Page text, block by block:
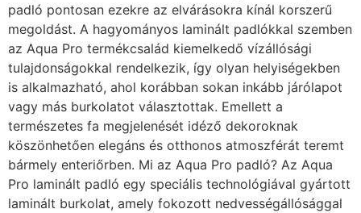
padló pontosan ezekre az elvárásokra kínál korszerű
megoldást. A hagyományos laminált padlókkal szemben
az Aqua Pro termékcsalád kiemelkedő vízállósági
tulajdonságokkal rendelkezik, így olyan helyiségekben
is alkalmazható, ahol korábban sokan inkább járólapot
vagy más burkolatot választottak. Emellett a
természetes fa megjelenését idéző dekoroknak
köszönhetően elegáns és otthonos atmoszférát teremt
bármely enteriőrben. Mi az Aqua Pro padló? Az Aqua
Pro laminált padló egy speciális technológiával gyártott
laminált burkolat, amely fokozott nedvességállósággal